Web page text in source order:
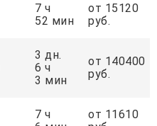
7 ч
52 мин
от 15120
руб.
3 дн.
6 ч
3 мин
от 140400
руб.
7 ч
от 11610